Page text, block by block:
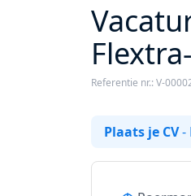
Referentie nr.: V-
Plaats je CV-